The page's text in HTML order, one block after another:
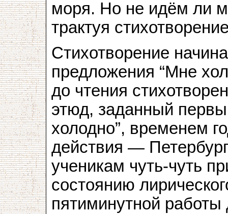
моря. Но не идём ли
трактуя
Стихотворение
предложения “Мне
до чтения
этюд, заданный
холодно”, временем
действия —
ученикам чуть-чуть
состоянию
пятиминутной работы